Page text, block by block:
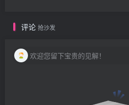
评论 抢沙发
欢迎您留下宝贵的见解！